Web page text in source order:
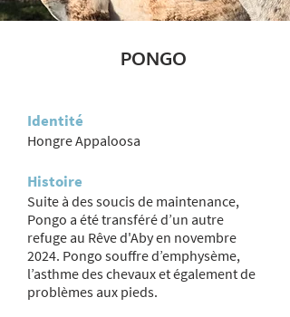
PONGO
Identité
Hongre Appaloosa
Histoire
Suite à des soucis de maintenance,
Pongo a été transféré d’un autre
refuge au Rêve d'Aby en novembre
2024. Pongo souffre d’emphysème,
l’asthme des chevaux et également de
problèmes aux pieds.